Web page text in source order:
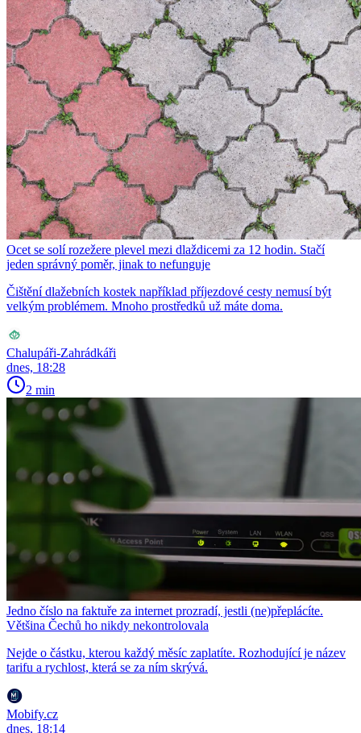
Ocet se solí rozežere plevel mezi dlaždicemi za 12 hodin. Stačí
jeden správný poměr, jinak to nefunguje
Čištění dlažebních kostek například příjezdové cesty nemusí být
velkým problémem. Mnoho prostředků už máte doma.
Chalupáři-Zahrádkáři
dnes, 18:28
2 min
Jedno číslo na faktuře za internet prozradí, jestli (ne)přeplácíte.
Většina Čechů ho nikdy nekontrolovala
Nejde o částku, kterou každý měsíc zaplatíte. Rozhodující je název
tarifu a rychlost, která se za ním skrývá.
Mobify.cz
dnes, 18:14